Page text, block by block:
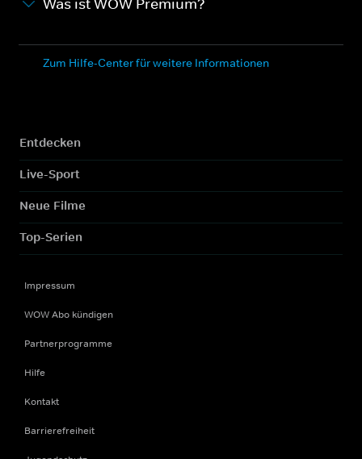
Was ist WOW Premium?
Zum Hilfe-Center für weitere Informationen
Entdecken
Live-Sport
Neue Filme
Top-Serien
Impressum
WOW Abo kündigen
Partnerprogramme
Hilfe
Kontakt
Barrierefreiheit